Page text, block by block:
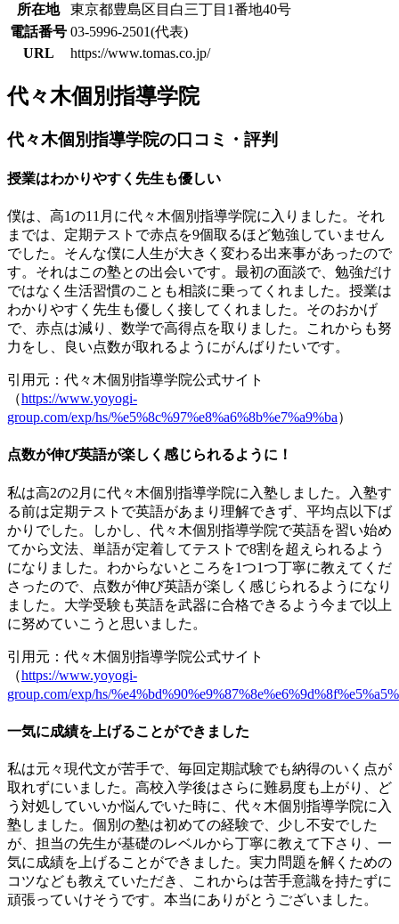
所在地
東京都豊島区目白三丁目1番地40号
電話番号 03-5996-2501(代表)
URL
https://www.tomas.co.jp/
代々木個別指導学院
代々木個別指導学院の口コミ・評判
授業はわかりやすく先生も優しい
僕は、高1の11月に代々木個別指導学院に入りました。それ
までは、定期テストで赤点を9個取るほど勉強していません
でした。そんな僕に人生が大きく変わる出来事があったので
す。それはこの塾との出会いです。最初の面談で、勉強だけ
ではなく生活習慣のことも相談に乗ってくれました。 授業は
わかりやすく先生も優しく接してくれました 。そのおかげ
で、赤点は減り、数学で高得点を取りました。これからも努
力をし、良い点数が取れるようにがんばりたいです。
引用元：代々木個別指導学院公式サイト
（https://www.yoyogi-
group.com/exp/hs/%e5%8c%97%e8%a6%8b%e7%a9%ba）
点数が伸び英語が楽しく感じられるように！
私は高2の2月に代々木個別指導学院に入塾しました。入塾す
る前は定期テストで英語があまり理解できず、平均点以下ば
かりでした。しかし、代々木個別指導学院で英語を習い始め
てから文法、単語が定着してテストで8割を超えられるよう
になりました。 わからないところを1つ1つ丁寧に教えてくだ
さったので、点数が伸び英語が楽しく感じられるようになり
ました 。大学受験も英語を武器に合格できるよう今まで以上
に努めていこうと思いました。
引用元：代々木個別指導学院公式サイト
（https://www.yoyogi-
group.com/exp/hs/
一気に成績を上げることができました
私は元々現代文が苦手で、毎回定期試験でも納得のいく点が
取れずにいました。高校入学後はさらに難易度も上がり、ど
う対処していいか悩んでいた時に、代々木個別指導学院に入
塾しました。個別の塾は初めての経験で、少し不安でした
が、 担当の先生が基礎のレベルから丁寧に教えて下さり、一
気に成績を上げることができました 。実力問題を解くための
コツなども教えていただき、これからは苦手意識を持たずに
頑張っていけそうです。本当にありがとうございました。